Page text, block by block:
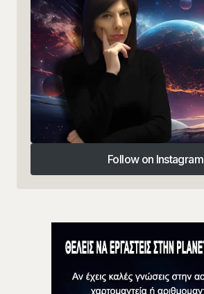
Follow on Instagram
Follow on Instagram